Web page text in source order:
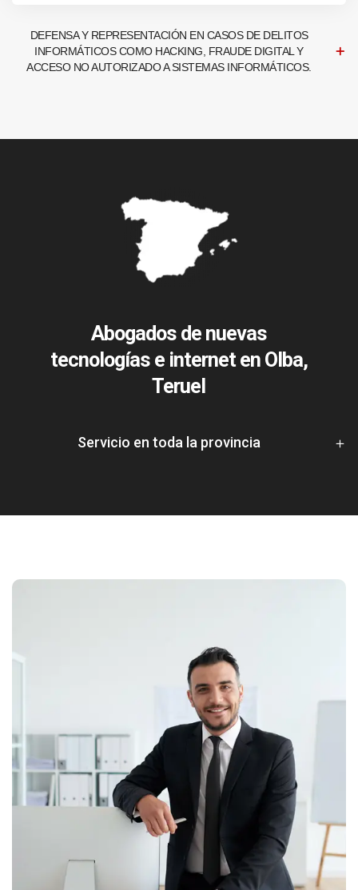
DEFENSA Y REPRESENTACIÓN EN CASOS DE DELITOS
INFORMÁTICOS COMO HACKING, FRAUDE DIGITAL Y
ACCESO NO AUTORIZADO A SISTEMAS INFORMÁTICOS.
Abogados de nuevas
tecnologías e internet en Olba,
Teruel
Servicio en toda la provincia